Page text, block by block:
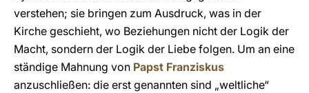
verstehen; sie bringen zum Ausdruck, was in der
Kirche geschieht, wo Beziehungen nicht der Logik der
Macht, sondern der Logik der Liebe folgen. Um an eine
ständige Mahnung von Papst Franziskus
anzuschließen: die erst genannten sind „weltliche“